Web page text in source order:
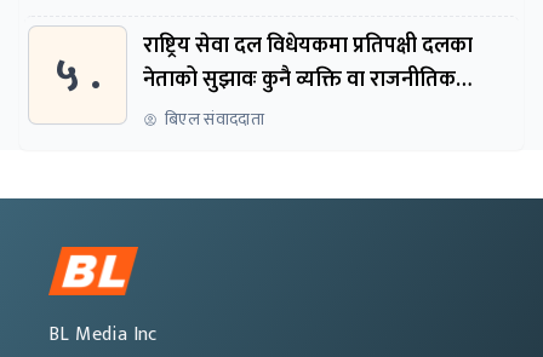
५ .
राष्ट्रिय सेवा दल विधेयकमा प्रतिपक्षी दलका
नेताको सुझावः कुनै व्यक्ति वा राजनीतिक
नेतृत्वबाट निर्देशित हुने संस्था नबनोस्
बिएल संवाददाता
BL Media Inc